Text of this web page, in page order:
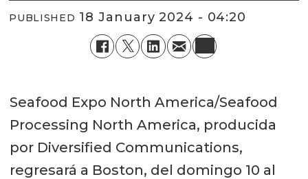
PUBLISHED 18 January 2024 - 04:20
Seafood Expo North America/Seafood
Processing North America, producida
por Diversified Communications,
regresará a Boston, del domingo 10 al